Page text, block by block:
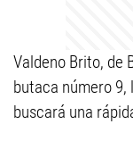
Valdeno Brito, de
butaca número
buscará una